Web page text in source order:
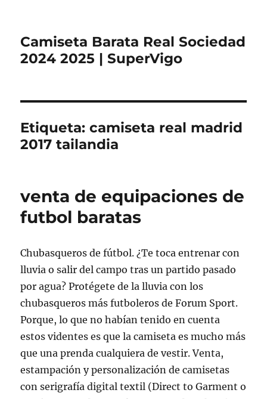
Camiseta Barata Real Sociedad
2024 2025 | SuperVigo
Etiqueta:camiseta real madrid
2017 tailandia
venta de equipaciones de
futbol baratas
Chubasqueros de fútbol. ¿Te toca entrenar con
lluvia o salir del campo tras un partido pasado
por agua? Protégete de la lluvia con los
chubasqueros más futboleros de Forum Sport.
Porque, lo que no habían tenido en cuenta
estos videntes es que la camiseta es mucho más
que una prenda cualquiera de vestir. Venta,
estampación y personalización de camisetas
con serigrafía digital textil (Direct to Garment o